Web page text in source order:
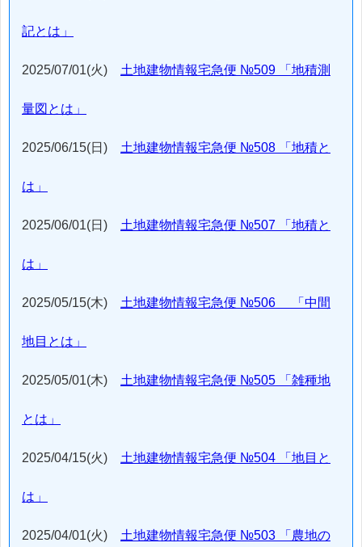
記とは」
2025/07/01(火) 土地建物情報宅急便 №509 「地積測
量図とは」
2025/06/15(日) 土地建物情報宅急便 №508 「地積と
は」
2025/06/01(日) 土地建物情報宅急便 №507 「地積と
は」
2025/05/15(木) 土地建物情報宅急便 №506 「中間
地目とは」
2025/05/01(木) 土地建物情報宅急便 №505 「雑種地
とは」
2025/04/15(火) 土地建物情報宅急便 №504 「地目と
は」
2025/04/01(火) 土地建物情報宅急便 №503 「農地の